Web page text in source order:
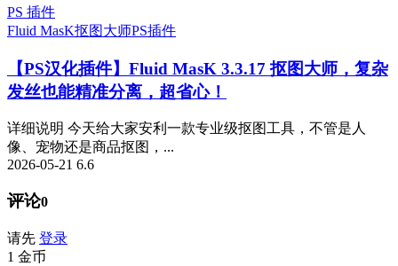
PS 插件
Fluid MasK抠图大师PS插件
【PS汉化插件】Fluid MasK 3.3.17 抠图大师，复杂
发丝也能精准分离，超省心！
详细说明 今天给大家安利一款专业级抠图工具，不管是人
像、宠物还是商品抠图，...
2026-05-21 6.6
评论0
请先 登录
1 金币